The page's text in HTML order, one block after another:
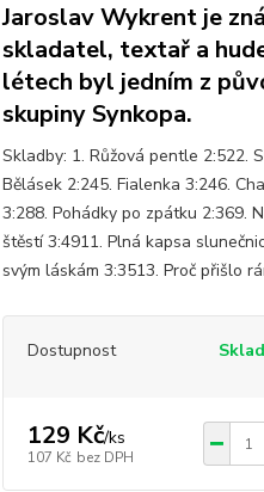
Jaroslav Wykrent je
skladatel, textař a
létech byl jedním z
skupiny Synkopa.
Skladby: 1. Růžová pentle 2:522.
Bělásek 2:245. Fialenka 3:246.
3:288. Pohádky po zpátku 2:369.
štěstí 3:4911. Plná kapsa
svým láskám 3:3513. Proč přišlo
Dostupnost
129 Kč/ks
107 Kč bez DPH